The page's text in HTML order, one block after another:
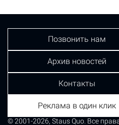
© 2001-2026, Staus Quo. Все
Позвонить нам
Архив новостей
Контакты
Реклама в один клик